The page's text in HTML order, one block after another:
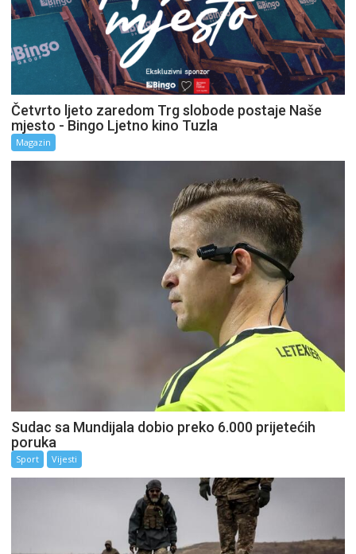
Četvrto ljeto zaredom Trg slobode postaje Naše
mjesto - Bingo Ljetno kino Tuzla
Magazin
Sudac sa Mundijala dobio preko 6.000 prijetećih
poruka
Sport Vijesti